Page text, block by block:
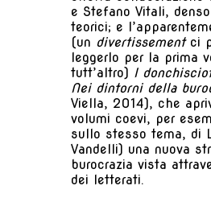
e Stefano Vitali,
teorici; e
(un divertissementci
leggerlo per la prima
tutt’altro) I
Nei dintorni della
Viella, 2014), che
volumi coevi, per
sullo stesso tema, di
Vandelli) una nuova
burocrazia vista
dei letterati.